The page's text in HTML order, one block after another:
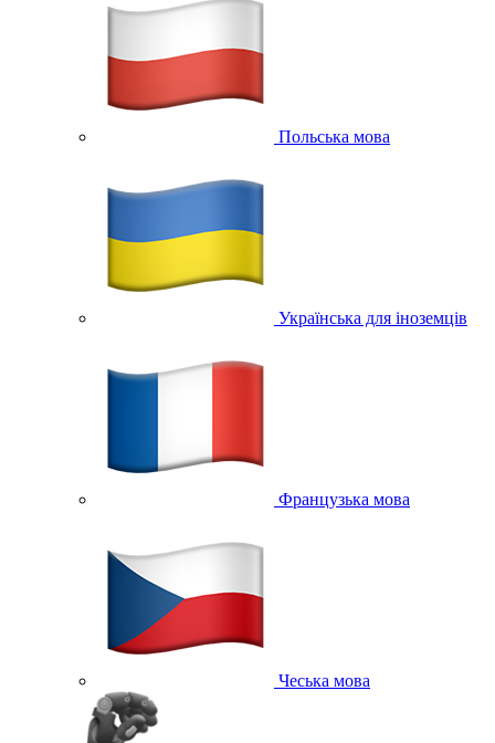
Польська мова
Українська для іноземців
Французька мова
Чеська мова